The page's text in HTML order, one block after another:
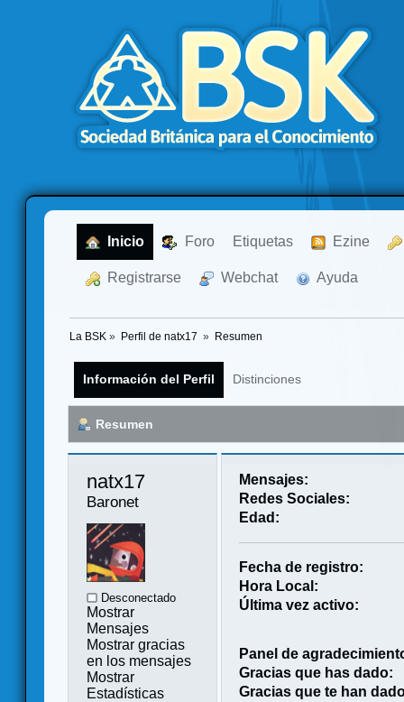
Inicio Foro Etiquetas Ezine
Registrarse Webchat Ayuda
La BSK » Perfil de natx17 » Resumen
Información del Perfil Distinciones
Resumen
natx17
Baronet
Desconectado
Mostrar
Mensajes
Mostrar gracias
en los mensajes
Mostrar
Estadísticas
Mensajes:
Redes Sociales:
Edad:
Fecha de registro:
Hora Local:
Última vez activo:
Panel de
Gracias que has dado:
Gracias que te han